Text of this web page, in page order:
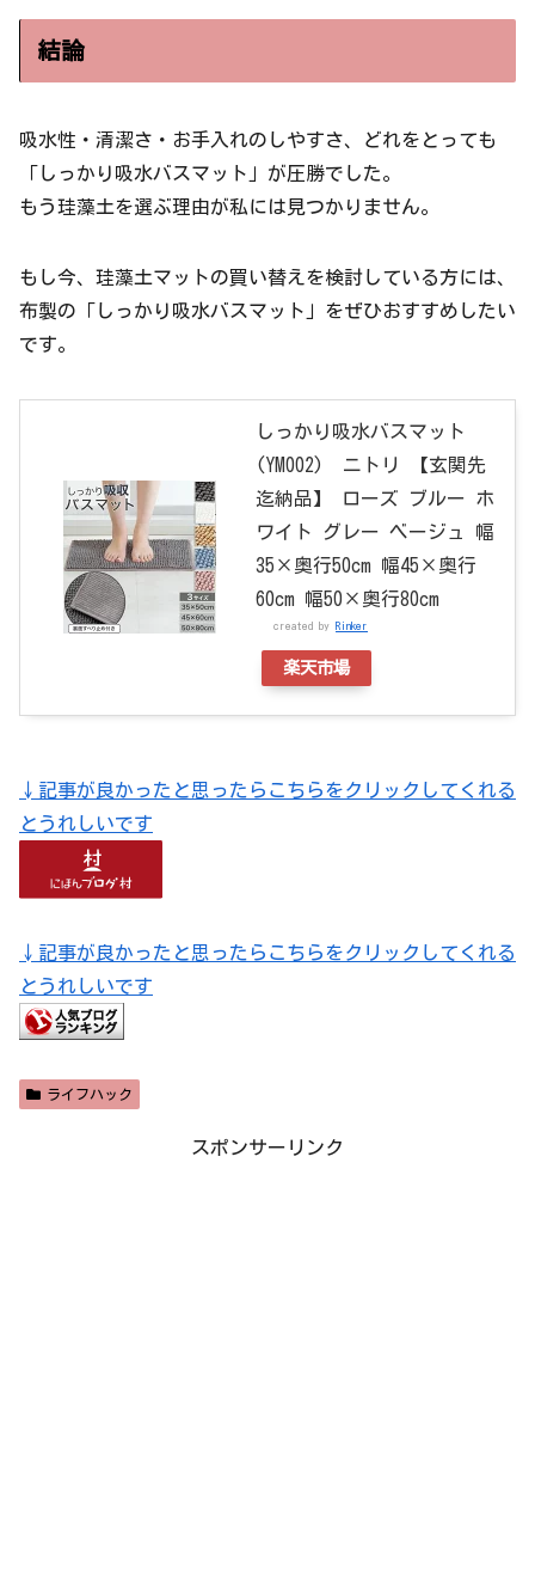
結論
吸水性・清潔さ・お手入れのしやすさ、どれをとっても
「しっかり吸水バスマット」が圧勝でした。
もう珪藻土を選ぶ理由が私には見つかりません。
もし今、珪藻土マットの買い替えを検討している方には、
布製の「しっかり吸水バスマット」をぜひおすすめしたい
です。
しっかり吸水バスマット
(YM002) ニトリ 【玄関先
迄納品】 ローズ ブルー ホ
ワイト グレー ベージュ 幅
35×奥行50cm 幅45×奥行
60cm 幅50×奥行80cm
created by Rinker
楽天市場
↓記事が良かったと思ったらこちらをクリックしてくれる
とうれしいです
↓記事が良かったと思ったらこちらをクリックしてくれる
とうれしいです
ライフハック
スポンサーリンク